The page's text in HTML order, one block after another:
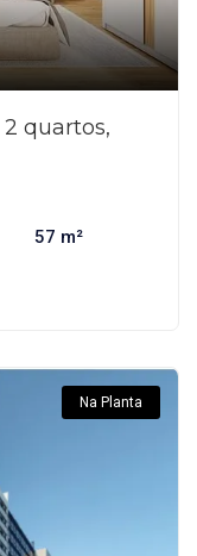
quartos,
57 m²
Na Planta